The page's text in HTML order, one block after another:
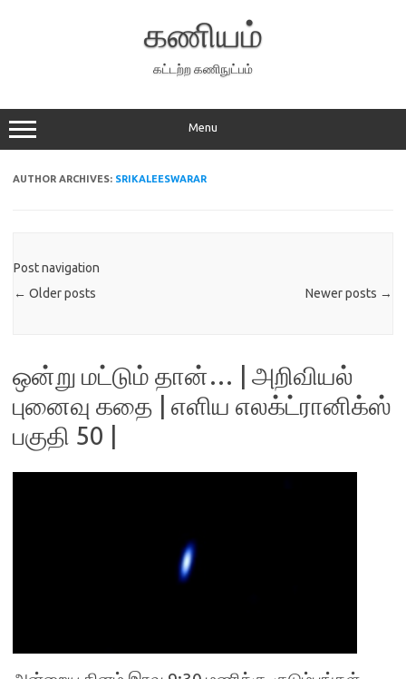
கணியம்
கட்டற்ற கணிநுட்பம்
Menu
AUTHOR ARCHIVES: SRIKALEESWARAR
Post navigation
← Older posts Newer posts →
ஒன்று மட்டும் தான்… | அறிவியல்
புனைவு கதை | எளிய எலக்ட்ரானிக்ஸ்
பகுதி 50 |